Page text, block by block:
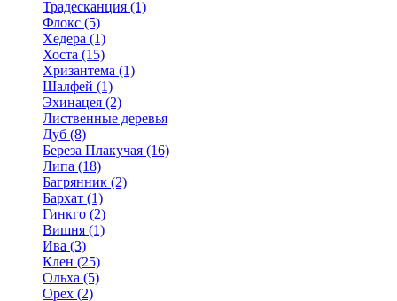
Традесканция (1)
Флокс (5)
Хедера (1)
Хоста (15)
Хризантема (1)
Шалфей (1)
Эхинацея (2)
Лиственные деревья
Дуб (8)
Береза Плакучая (16)
Липа (18)
Багрянник (2)
Бархат (1)
Гинкго (2)
Вишня (1)
Ива (3)
Клен (25)
Ольха (5)
Орех (2)